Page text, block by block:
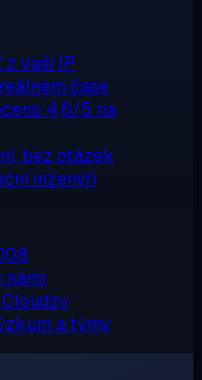
z vaší IP
čase
4,6/5 na
bez otázek
inženýři
námi
a týmy